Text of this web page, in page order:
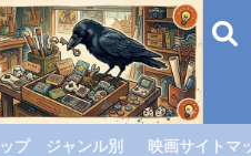
プ ジャンル別 映画サイト